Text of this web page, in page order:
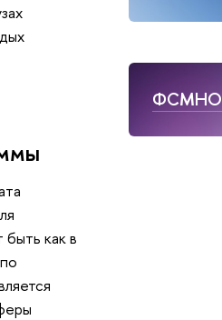
ФСМНО
как в